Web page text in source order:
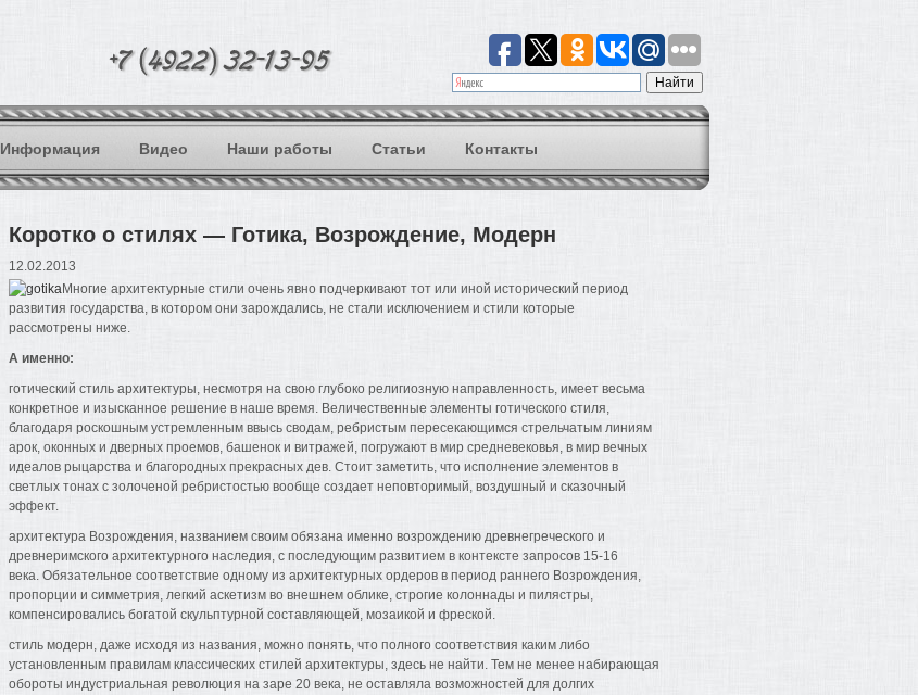
Информация Видео Наши работы Статьи Контакты
Коротко о стилях — Готика, Возрождение, Модерн
12.02.2013
Многие архитектурные стили очень явно подчеркивают тот или иной исторический период
развития государства, в котором они зарождались, не стали исключением и стили которые
рассмотрены ниже.
А именно:
готический стиль архитектуры, несмотря на свою глубоко религиозную направленность, имеет весьма
конкретное и изысканное решение в наше время. Величественные элементы готического стиля,
благодаря роскошным устремленным ввысь сводам, ребристым пересекающимся стрельчатым линиям
арок, оконных и дверных проемов, башенок и витражей, погружают в мир средневековья, в мир вечных
идеалов рыцарства и благородных прекрасных дев. Стоит заметить, что исполнение элементов в
светлых тонах с золоченой ребристостью вообще создает неповторимый, воздушный и сказочный
эффект.
архитектура Возрождения, названием своим обязана именно возрождению древнегреческого и
древнеримского архитектурного наследия, с последующим развитием в контексте запросов 15-16
века. Обязательное соответствие одному из архитектурных ордеров в период раннего Возрождения,
пропорции и симметрия, легкий аскетизм во внешнем облике, строгие колоннады и пилястры,
компенсировались богатой скульптурной составляющей, мозаикой и фреской.
стиль модерн, даже исходя из названия, можно понять, что полного соответствия каким либо
установленным правилам классических стилей архитектуры, здесь не найти. Тем не менее набирающая
обороты индустриальная революция на заре 20 века, не оставляла возможностей для долгих